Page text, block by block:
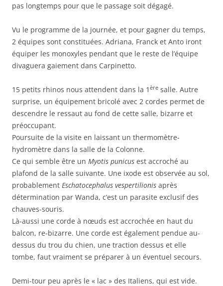
pas longtemps pour que le passage soit dégagé.
Vu le programme de la journée, et pour gagner du temps,
2 équipes sont constituées. Adriana, Franck et Anto iront
équiper les monoxyles pendant que le reste de l’équipe
divaguera gaiement dans Carpinetto.
15 petits rhinos nous attendent dans la 1 ère salle. Autre
surprise, un équipement bricolé avec 2 cordes permet de
descendre le ressaut au fond de cette salle, bizarre et
préoccupant.
Poursuite de la visite en laissant un thermomètre-
hydromètre dans la salle de la Colonne.
Ce qui semble être un Myotis punicus est accroché au
plafond de la salle suivante. Une ixode est observée au sol,
probablement Eschatocephalus vespertilionis après
détermination par Wanda, c’est un parasite exclusif des
chauves-souris.
Là-aussi une corde à nœuds est accrochée en haut du
balcon, re-bizarre. Une corde est également pendue au-
dessus du trou du chien, une traction dessus et elle
tombe, faut vraiment se préparer à un éventuel secours.
Demi-tour peu après le « lac » des Italiens, qui est vide.